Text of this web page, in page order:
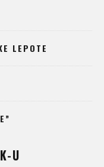
LEPOTE
U